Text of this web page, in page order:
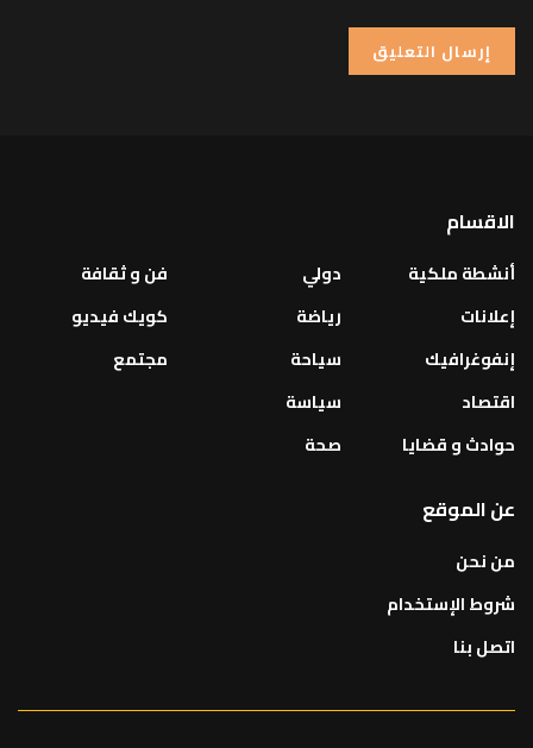
الاقسام
أنشطة ملكية
إعلانات
إنفوغرافيك
اقتصاد
حوادث و قضايا
دولي
رياضة
سياحة
سياسة
صحة
فن و ثقافة
كويك فيديو
مجتمع
عن الموقع
من نحن
شروط الإستخدام
اتصل بنا